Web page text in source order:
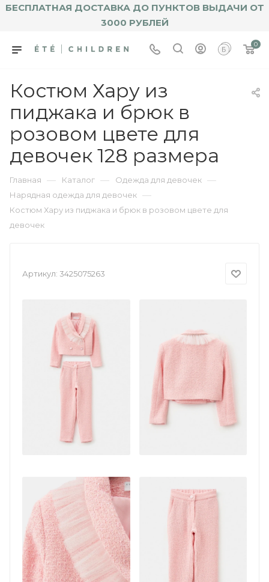
БЕСПЛАТНАЯ ДОСТАВКА ДО ПУНКТОВ ВЫДАЧИ ОТ
3000 РУБЛЕЙ
0
Костюм Хару из
пиджака и брюк в
розовом цвете для
девочек 128 размера
Главная — Каталог — Одежда для девочек —
Нарядная одежда для девочек —
Костюм Хару из пиджака и брюк в розовом цвете для
девочек
Артикул: 3425075263